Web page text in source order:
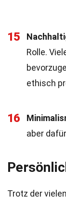
15
Rolle.
ethisch
16
aber
Trotz der